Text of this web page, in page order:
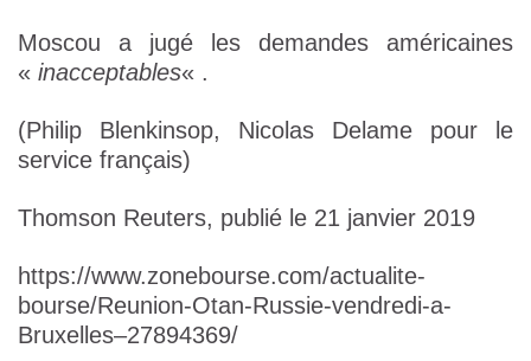
Moscou a jugé les demandes américaines
« inacceptables« .
(Philip Blenkinsop, Nicolas Delame pour le
service français)
Thomson Reuters, publié le 21 janvier 2019
https://www.zonebourse.com/actualite-
bourse/Reunion-Otan-Russie-vendredi-a-
Bruxelles–27894369/